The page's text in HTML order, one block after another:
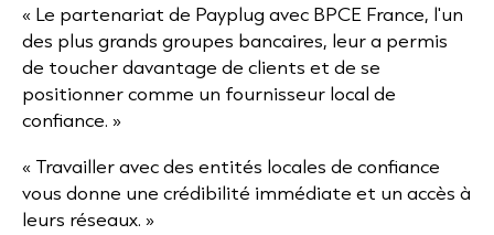
« Le partenariat de Payplug avec BPCE France, l'un
des plus grands groupes bancaires, leur a permis
de toucher davantage de clients et de se
positionner comme un fournisseur local de
confiance. »
« Travailler avec des entités locales de confiance
vous donne une crédibilité immédiate et un accès à
leurs réseaux. »